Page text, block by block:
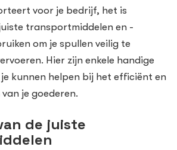
voor je bedrijf, het is
transportmiddelen en -
om je spullen veilig te
Hier zijn enkele handige
kunnen helpen bij het efficiënt en
je goederen.
de juiste